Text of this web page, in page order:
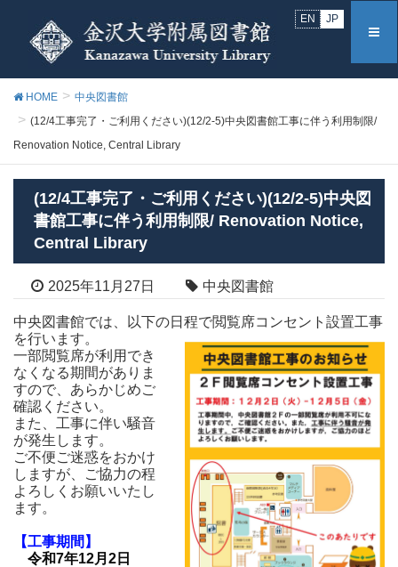
EN JP
HOME
中央図書館
(12/4工事完了・ご利用ください)(12/2-5)中央図書館工事に伴う利用制限/
Renovation Notice, Central Library
(12/4工事完了・ご利用ください)(12/2-5)中央図
書館工事に伴う利用制限/ Renovation Notice,
Central Library
2025年11月27日 中央図書館
中央図書館では、以下の日程で閲覧席コンセント設置工事
を行います。
一部閲覧席が利用でき
なくなる期間がありま
すので、あらかじめご
確認ください。
また、工事に伴い騒音
が発生します。
ご不便ご迷惑をおかけ
しますが、ご協力の程
よろしくお願いいたし
ます。
【工事期間】
令和7年12月2日